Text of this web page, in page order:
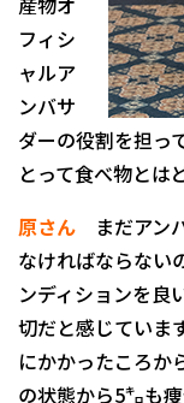
フィシ
ャルア
ンバサ
ダーの役割を担っ
とって食べ物とは
原さん まだアン
なければならない
ンディションを良
切だと感じていま
にかかったころか
の状態から5㌔も